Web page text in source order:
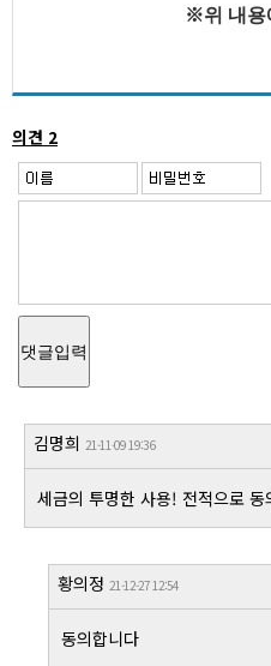
※위 내용
의견 2
댓글입력
김명희 21-11-09 19:36
세금의 투명한 사용! 전적으로 동
황의정 21-12-27 12:54
동의합니다